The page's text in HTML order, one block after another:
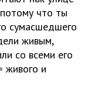
что ты
сумасшедшего
живым,
со всеми его
живого и